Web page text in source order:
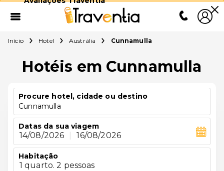
Início Hotel Austrália Cunnamulla
Hotéis em Cunnamulla
Procure hotel, cidade ou destino
Cunnamulla
Datas da sua viagem
14/08/2026 16/08/2026
Habitação
1 quarto. 2 pessoas